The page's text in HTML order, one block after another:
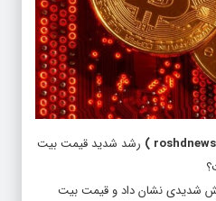
) رشد شدید قیمت بیت
شدیدی نشان داد و قیمت بیت‌